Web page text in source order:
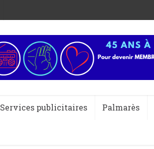
Services publicitaires Palmarès